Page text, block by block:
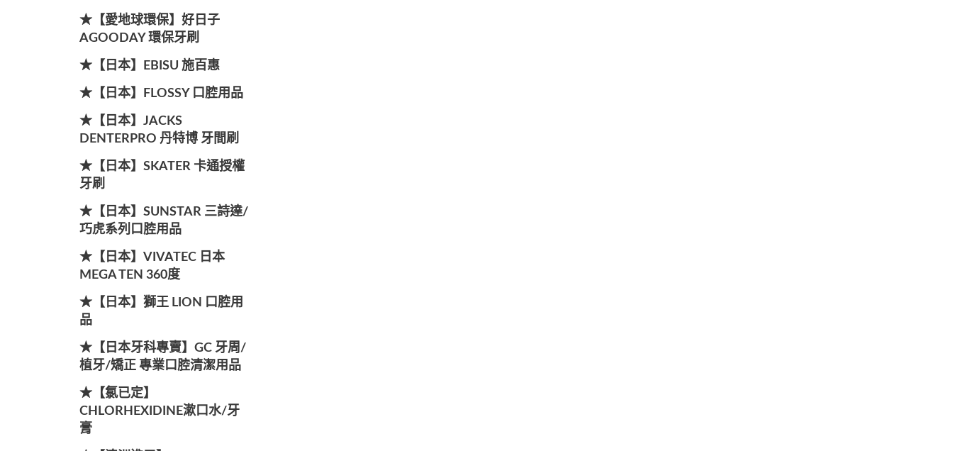
★【愛地球環保】好日子
AGOODAY 環保牙刷
★【日本】EBISU 施百惠
★【日本】FLOSSY 口腔用品
★【日本】JACKS
DENTERPRO 丹特博 牙間刷
★【日本】SKATER 卡通授權
牙刷
★【日本】SUNSTAR 三詩達/
巧虎系列口腔用品
★【日本】VIVATEC 日本
MEGA TEN 360度
★【日本】獅王 LION 口腔用
品
★【日本牙科專賣】GC 牙周/
植牙/矯正 專業口腔清潔用品
★【氯已定】
CHLORHEXIDINE漱口水/牙
膏